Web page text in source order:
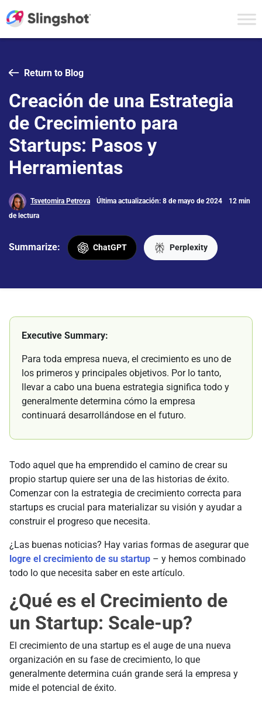
Return to Blog
Creación de una Estrategia
de Crecimiento para
Startups: Pasos y
Herramientas
Tsvetomira Petrova Última actualización: 8 de mayo de 2024
12 min
de lectura
Summarize: ChatGPT Perplexity
Executive Summary:
Para toda empresa nueva, el crecimiento es uno de
los primeros y principales objetivos. Por lo tanto,
llevar a cabo una buena estrategia significa todo y
generalmente determina cómo la empresa
continuará desarrollándose en el futuro.
Todo aquel que ha emprendido el camino de crear su
propio startup quiere ser una de las historias de éxito.
Comenzar con la estrategia de crecimiento correcta para
startups es crucial para materializar su visión y ayudar a
construir el progreso que necesita.
¿Las buenas noticias? Hay varias formas de asegurar que
logre el crecimiento de su startup – y hemos combinado
todo lo que necesita saber en este artículo.
¿Qué es el Crecimiento de
un Startup: Scale-up?
El crecimiento de una startup es el auge de una nueva
organización en su fase de crecimiento, lo que
generalmente determina cuán grande será la empresa y
mide el potencial de éxito.